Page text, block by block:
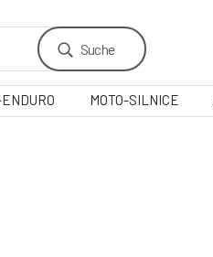
Suche
MOTO-SILNICE